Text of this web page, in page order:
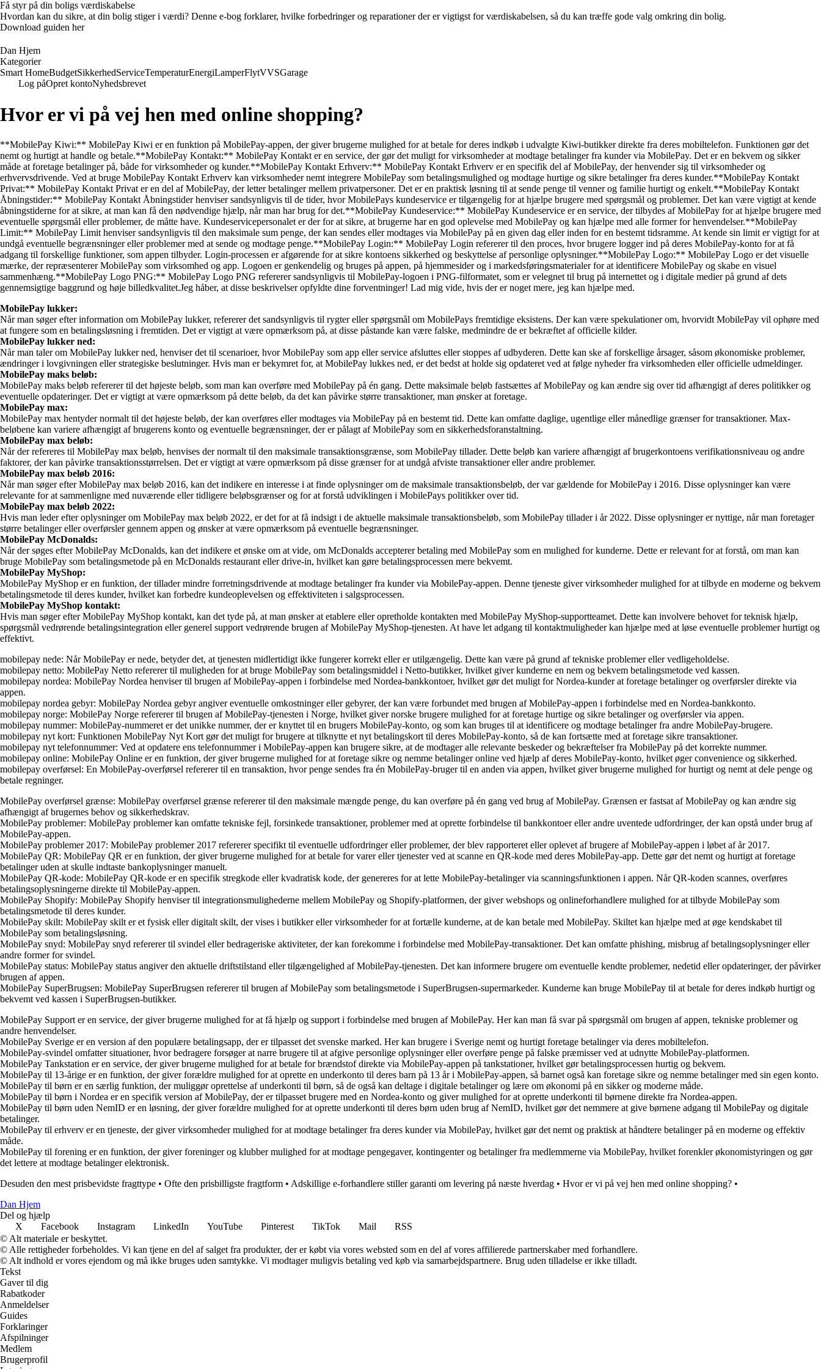
Få styr på din boligs værdiskabelse
Hvordan kan du sikre, at din bolig stiger i værdi? Denne e-bog forklarer, hvilke forbedringer og reparationer der er vigtigst for værdiskabelsen, så du kan træffe gode valg omkring din bolig.
Download guiden her
Dan Hjem
Kategorier
Smart HomeBudgetSikkerhedServiceTemperaturEnergiLamperFlytVVSGarage
Log påOpret kontoNyhedsbrevet
Hvor er vi på vej hen med online shopping?
**MobilePay Kiwi:** MobilePay Kiwi er en funktion på MobilePay-appen, der giver brugerne mulighed for at betale for deres indkøb i udvalgte Kiwi-butikker direkte fra deres mobiltelefon. Funktionen gør det
nemt og hurtigt at handle og betale.**MobilePay Kontakt:** MobilePay Kontakt er en service, der gør det muligt for virksomheder at modtage betalinger fra kunder via MobilePay. Det er en bekvem og sikker
måde at foretage betalinger på, både for virksomheder og kunder.**MobilePay Kontakt Erhverv:** MobilePay Kontakt Erhverv er en specifik del af MobilePay, der henvender sig til virksomheder og
erhvervsdrivende. Ved at bruge MobilePay Kontakt Erhverv kan virksomheder nemt integrere MobilePay som betalingsmulighed og modtage hurtige og sikre betalinger fra deres kunder.**MobilePay Kontakt
Privat:** MobilePay Kontakt Privat er en del af MobilePay, der letter betalinger mellem privatpersoner. Det er en praktisk løsning til at sende penge til venner og familie hurtigt og enkelt.**MobilePay Kontakt
Åbningstider:** MobilePay Kontakt Åbningstider henviser sandsynligvis til de tider, hvor MobilePays kundeservice er tilgængelig for at hjælpe brugere med spørgsmål og problemer. Det kan være vigtigt at kende
åbningstiderne for at sikre, at man kan få den nødvendige hjælp, når man har brug for det.**MobilePay Kundeservice:** MobilePay Kundeservice er en service, der tilbydes af MobilePay for at hjælpe brugere med
eventuelle spørgsmål eller problemer, de måtte have. Kundeservicepersonalet er der for at sikre, at brugerne har en god oplevelse med MobilePay og kan hjælpe med alle former for henvendelser.**MobilePay
Limit:** MobilePay Limit henviser sandsynligvis til den maksimale sum penge, der kan sendes eller modtages via MobilePay på en given dag eller inden for en bestemt tidsramme. At kende sin limit er vigtigt for at
undgå eventuelle begrænsninger eller problemer med at sende og modtage penge.**MobilePay Login:** MobilePay Login refererer til den proces, hvor brugere logger ind på deres MobilePay-konto for at få
adgang til forskellige funktioner, som appen tilbyder. Login-processen er afgørende for at sikre kontoens sikkerhed og beskyttelse af personlige oplysninger.**MobilePay Logo:** MobilePay Logo er det visuelle
mærke, der repræsenterer MobilePay som virksomhed og app. Logoen er genkendelig og bruges på appen, på hjemmesider og i markedsføringsmaterialer for at identificere MobilePay og skabe en visuel
sammenhæng.**MobilePay Logo PNG:** MobilePay Logo PNG refererer sandsynligvis til MobilePay-logoen i PNG-filformatet, som er velegnet til brug på internettet og i digitale medier på grund af dets
gennemsigtige baggrund og høje billedkvalitet.Jeg håber, at disse beskrivelser opfyldte dine forventninger! Lad mig vide, hvis der er noget mere, jeg kan hjælpe med.
MobilePay lukker:
Når man søger efter information om MobilePay lukker, refererer det sandsynligvis til rygter eller spørgsmål om MobilePays fremtidige eksistens. Der kan være spekulationer om, hvorvidt MobilePay vil ophøre med
at fungere som en betalingsløsning i fremtiden. Det er vigtigt at være opmærksom på, at disse påstande kan være falske, medmindre de er bekræftet af officielle kilder.
MobilePay lukker ned:
Når man taler om MobilePay lukker ned, henviser det til scenarioer, hvor MobilePay som app eller service afsluttes eller stoppes af udbyderen. Dette kan ske af forskellige årsager, såsom økonomiske problemer,
ændringer i lovgivningen eller strategiske beslutninger. Hvis man er bekymret for, at MobilePay lukkes ned, er det bedst at holde sig opdateret ved at følge nyheder fra virksomheden eller officielle udmeldinger.
MobilePay maks beløb:
MobilePay maks beløb refererer til det højeste beløb, som man kan overføre med MobilePay på én gang. Dette maksimale beløb fastsættes af MobilePay og kan ændre sig over tid afhængigt af deres politikker og
eventuelle opdateringer. Det er vigtigt at være opmærksom på dette beløb, da det kan påvirke større transaktioner, man ønsker at foretage.
MobilePay max:
MobilePay max hentyder normalt til det højeste beløb, der kan overføres eller modtages via MobilePay på en bestemt tid. Dette kan omfatte daglige, ugentlige eller månedlige grænser for transaktioner. Max-
beløbene kan variere afhængigt af brugerens konto og eventuelle begrænsninger, der er pålagt af MobilePay som en sikkerhedsforanstaltning.
MobilePay max beløb:
Når der refereres til MobilePay max beløb, henvises der normalt til den maksimale transaktionsgrænse, som MobilePay tillader. Dette beløb kan variere afhængigt af brugerkontoens verifikationsniveau og andre
faktorer, der kan påvirke transaktionsstørrelsen. Det er vigtigt at være opmærksom på disse grænser for at undgå afviste transaktioner eller andre problemer.
MobilePay max beløb 2016:
Når man søger efter MobilePay max beløb 2016, kan det indikere en interesse i at finde oplysninger om de maksimale transaktionsbeløb, der var gældende for MobilePay i 2016. Disse oplysninger kan være
relevante for at sammenligne med nuværende eller tidligere beløbsgrænser og for at forstå udviklingen i MobilePays politikker over tid.
MobilePay max beløb 2022:
Hvis man leder efter oplysninger om MobilePay max beløb 2022, er det for at få indsigt i de aktuelle maksimale transaktionsbeløb, som MobilePay tillader i år 2022. Disse oplysninger er nyttige, når man foretager
større betalinger eller overførsler gennem appen og ønsker at være opmærksom på eventuelle begrænsninger.
MobilePay McDonalds:
Når der søges efter MobilePay McDonalds, kan det indikere et ønske om at vide, om McDonalds accepterer betaling med MobilePay som en mulighed for kunderne. Dette er relevant for at forstå, om man kan
bruge MobilePay som betalingsmetode på en McDonalds restaurant eller drive-in, hvilket kan gøre betalingsprocessen mere bekvemt.
MobilePay MyShop:
MobilePay MyShop er en funktion, der tillader mindre forretningsdrivende at modtage betalinger fra kunder via MobilePay-appen. Denne tjeneste giver virksomheder mulighed for at tilbyde en moderne og bekvem
betalingsmetode til deres kunder, hvilket kan forbedre kundeoplevelsen og effektiviteten i salgsprocessen.
MobilePay MyShop kontakt:
Hvis man søger efter MobilePay MyShop kontakt, kan det tyde på, at man ønsker at etablere eller opretholde kontakten med MobilePay MyShop-supportteamet. Dette kan involvere behovet for teknisk hjælp,
spørgsmål vedrørende betalingsintegration eller generel support vedrørende brugen af MobilePay MyShop-tjenesten. At have let adgang til kontaktmuligheder kan hjælpe med at løse eventuelle problemer hurtigt og
effektivt.
mobilepay nede: Når MobilePay er nede, betyder det, at tjenesten midlertidigt ikke fungerer korrekt eller er utilgængelig. Dette kan være på grund af tekniske problemer eller vedligeholdelse.
mobilepay netto: MobilePay Netto refererer til muligheden for at bruge MobilePay som betalingsmiddel i Netto-butikker, hvilket giver kunderne en nem og bekvem betalingsmetode ved kassen.
mobilepay nordea: MobilePay Nordea henviser til brugen af MobilePay-appen i forbindelse med Nordea-bankkontoer, hvilket gør det muligt for Nordea-kunder at foretage betalinger og overførsler direkte via
appen.
mobilepay nordea gebyr: MobilePay Nordea gebyr angiver eventuelle omkostninger eller gebyrer, der kan være forbundet med brugen af MobilePay-appen i forbindelse med en Nordea-bankkonto.
mobilepay norge: MobilePay Norge refererer til brugen af MobilePay-tjenesten i Norge, hvilket giver norske brugere mulighed for at foretage hurtige og sikre betalinger og overførsler via appen.
mobilepay nummer: MobilePay-nummeret er det unikke nummer, der er knyttet til en brugers MobilePay-konto, og som kan bruges til at identificere og modtage betalinger fra andre MobilePay-brugere.
mobilepay nyt kort: Funktionen MobilePay Nyt Kort gør det muligt for brugere at tilknytte et nyt betalingskort til deres MobilePay-konto, så de kan fortsætte med at foretage sikre transaktioner.
mobilepay nyt telefonnummer: Ved at opdatere ens telefonnummer i MobilePay-appen kan brugere sikre, at de modtager alle relevante beskeder og bekræftelser fra MobilePay på det korrekte nummer.
mobilepay online: MobilePay Online er en funktion, der giver brugerne mulighed for at foretage sikre og nemme betalinger online ved hjælp af deres MobilePay-konto, hvilket øger convenience og sikkerhed.
mobilepay overførsel: En MobilePay-overførsel refererer til en transaktion, hvor penge sendes fra én MobilePay-bruger til en anden via appen, hvilket giver brugerne mulighed for hurtigt og nemt at dele penge og
betale regninger.
MobilePay overførsel grænse: MobilePay overførsel grænse refererer til den maksimale mængde penge, du kan overføre på én gang ved brug af MobilePay. Grænsen er fastsat af MobilePay og kan ændre sig
afhængigt af brugernes behov og sikkerhedskrav.
MobilePay problemer: MobilePay problemer kan omfatte tekniske fejl, forsinkede transaktioner, problemer med at oprette forbindelse til bankkontoer eller andre uventede udfordringer, der kan opstå under brug af
MobilePay-appen.
MobilePay problemer 2017: MobilePay problemer 2017 refererer specifikt til eventuelle udfordringer eller problemer, der blev rapporteret eller oplevet af brugere af MobilePay-appen i løbet af år 2017.
MobilePay QR: MobilePay QR er en funktion, der giver brugerne mulighed for at betale for varer eller tjenester ved at scanne en QR-kode med deres MobilePay-app. Dette gør det nemt og hurtigt at foretage
betalinger uden at skulle indtaste bankoplysninger manuelt.
MobilePay QR-kode: MobilePay QR-kode er en specifik stregkode eller kvadratisk kode, der genereres for at lette MobilePay-betalinger via scanningsfunktionen i appen. Når QR-koden scannes, overføres
betalingsoplysningerne direkte til MobilePay-appen.
MobilePay Shopify: MobilePay Shopify henviser til integrationsmulighederne mellem MobilePay og Shopify-platformen, der giver webshops og onlineforhandlere mulighed for at tilbyde MobilePay som
betalingsmetode til deres kunder.
MobilePay skilt: MobilePay skilt er et fysisk eller digitalt skilt, der vises i butikker eller virksomheder for at fortælle kunderne, at de kan betale med MobilePay. Skiltet kan hjælpe med at øge kendskabet til
MobilePay som betalingsløsning.
MobilePay snyd: MobilePay snyd refererer til svindel eller bedrageriske aktiviteter, der kan forekomme i forbindelse med MobilePay-transaktioner. Det kan omfatte phishing, misbrug af betalingsoplysninger eller
andre former for svindel.
MobilePay status: MobilePay status angiver den aktuelle driftstilstand eller tilgængelighed af MobilePay-tjenesten. Det kan informere brugere om eventuelle kendte problemer, nedetid eller opdateringer, der påvirker
brugen af appen.
MobilePay SuperBrugsen: MobilePay SuperBrugsen refererer til brugen af MobilePay som betalingsmetode i SuperBrugsen-supermarkeder. Kunderne kan bruge MobilePay til at betale for deres indkøb hurtigt og
bekvemt ved kassen i SuperBrugsen-butikker.
MobilePay Support er en service, der giver brugerne mulighed for at få hjælp og support i forbindelse med brugen af MobilePay. Her kan man få svar på spørgsmål om brugen af appen, tekniske problemer og
andre henvendelser.
MobilePay Sverige er en version af den populære betalingsapp, der er tilpasset det svenske marked. Her kan brugere i Sverige nemt og hurtigt foretage betalinger via deres mobiltelefon.
MobilePay-svindel omfatter situationer, hvor bedragere forsøger at narre brugere til at afgive personlige oplysninger eller overføre penge på falske præmisser ved at udnytte MobilePay-platformen.
MobilePay Tankstation er en service, der giver brugerne mulighed for at betale for brændstof direkte via MobilePay-appen på tankstationer, hvilket gør betalingsprocessen hurtig og bekvem.
MobilePay til 13-årige er en funktion, der giver forældre mulighed for at oprette en underkonto til deres barn på 13 år i MobilePay-appen, så barnet også kan foretage sikre og nemme betalinger med sin egen konto.
MobilePay til børn er en særlig funktion, der muliggør oprettelse af underkonti til børn, så de også kan deltage i digitale betalinger og lære om økonomi på en sikker og moderne måde.
MobilePay til børn i Nordea er en specifik version af MobilePay, der er tilpasset brugere med en Nordea-konto og giver mulighed for at oprette underkonti til børnene direkte fra Nordea-appen.
MobilePay til børn uden NemID er en løsning, der giver forældre mulighed for at oprette underkonti til deres børn uden brug af NemID, hvilket gør det nemmere at give børnene adgang til MobilePay og digitale
betalinger.
MobilePay til erhverv er en tjeneste, der giver virksomheder mulighed for at modtage betalinger fra deres kunder via MobilePay, hvilket gør det nemt og praktisk at håndtere betalinger på en moderne og effektiv
måde.
MobilePay til forening er en funktion, der giver foreninger og klubber mulighed for at modtage pengegaver, kontingenter og betalinger fra medlemmerne via MobilePay, hvilket forenkler økonomistyringen og gør
det lettere at modtage betalinger elektronisk.
Desuden den mest prisbevidste fragttype • Ofte den prisbilligste fragtform • Adskillige e-forhandlere stiller garanti om levering på næste hverdag • Hvor er vi på vej hen med online shopping? •
Dan Hjem
Del og hjælp
X
Facebook Instagram LinkedIn YouTube Pinterest TikTok Mail
RSS
© Alt materiale er beskyttet.
© Alle rettigheder forbeholdes. Vi kan tjene en del af salget fra produkter, der er købt via vores websted som en del af vores affilierede partnerskaber med forhandlere.
© Alt indhold er vores ejendom og må ikke bruges uden samtykke. Vi modtager muligvis betaling ved køb via samarbejdspartnere. Brug uden tilladelse er ikke tilladt.
Tekst
Gaver til dig
Rabatkoder
Anmeldelser
Guides
Forklaringer
Afspilninger
Medlem
Brugerprofil